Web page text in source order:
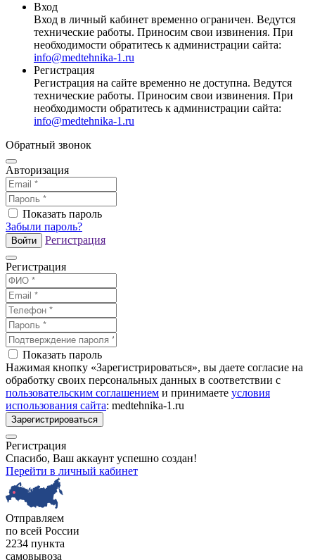
Вход
Вход в личный кабинет временно ограничен. Ведутся
технические работы. Приносим свои извинения. При
необходимости обратитесь к администрации сайта:
info@medtehnika-1.ru
Регистрация
Регистрация на сайте временно не доступна. Ведутся
технические работы. Приносим свои извинения. При
необходимости обратитесь к администрации сайта:
info@medtehnika-1.ru
Обратный звонок
Авторизация
Показать пароль
Забыли пароль?
Войти Регистрация
Регистрация
Показать пароль
Нажимая кнопку «Зарегистрироваться», вы даете согласие на
обработку своих персональных данных в соответствии с
пользовательским соглашением и принимаете условия
использования сайта: medtehnika-1.ru
Зарегистрироваться
Регистрация
Спасибо, Ваш аккаунт успешно создан!
Перейти в личный кабинет
Отправляем
по всей России
2234 пункта
самовывоза